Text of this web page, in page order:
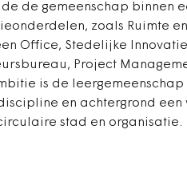
de gemeenschap binnen
zoals Ruimte
Office, Stedelijke
Project
is de
en achtergrond
stad en organisatie.